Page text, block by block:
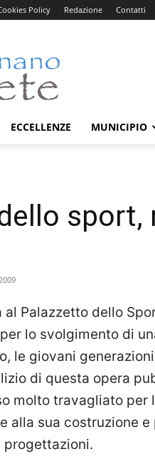
Policy Redazione Contatti
ECCELLENZE MUNICIPIO
sport,
Palazzetto dello
lo svolgimento di
le giovani
di questa opera
molto travagliato per
alla sua costruzione